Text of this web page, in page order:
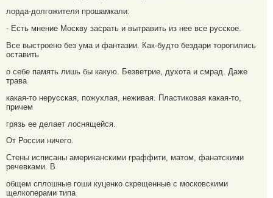
лорда-долгожителя прошамкали:
- Есть мнение Москву засрать и вытравить из нее все русское.
Все выстроено без ума и фантазии. Как-будто бездари торопились
оставить
о себе память лишь бы какую. Безветрие, духота и смрад. Даже
трава
какая-то нерусская, пожухлая, неживая. Пластиковая какая-то,
причем
грязь ее делает лоснящейся.
От России ничего.
Стены исписаны американскими граффити, матом, фанатскими
речевками. В
общем сплошные гоши куценко скрещенные с московскими
щелкоперами типа